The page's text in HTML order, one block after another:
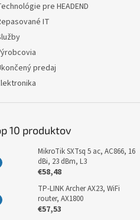
pre HEADEND
IT
predaj
10 produktov
MikroTik SXTsq 5 ac, AC866, 16
dBi, 23 dBm, L3
€58,48
TP-LINK Archer AX23, WiFi
router, AX1800
€57,53